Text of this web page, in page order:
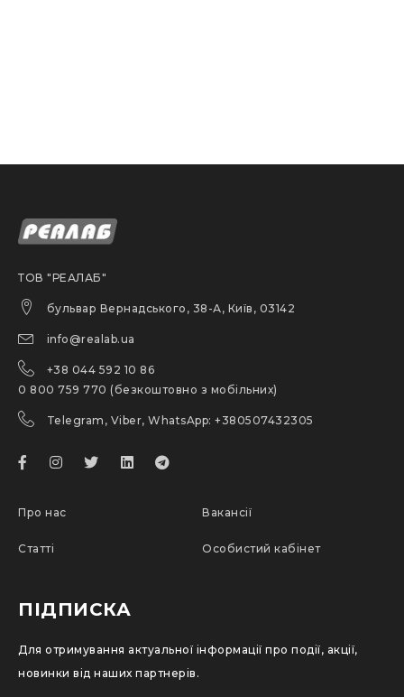
ТОВ "РЕАЛАБ"
бульвар Вернадського, 38-А, Київ, 03142
info@realab.ua
+38 044 592 10 86
0 800 759 770 (безкоштовно з мобільних)
Telegram, Viber, WhatsApp: +380507432305
Про нас Вакансії
Статті Особистий кабінет
ПІДПИСКА
Для отримування актуальної інформації про події, акції,
новинки від наших партнерів.